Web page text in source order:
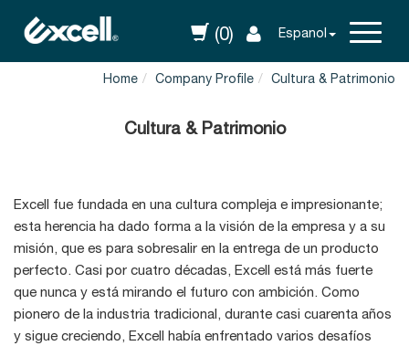
(0) Espanol
Home Company Profile Cultura & Patrimonio
Cultura & Patrimonio
Excell fue fundada en una cultura compleja e impresionante;
esta herencia ha dado forma a la visión de la empresa y a su
misión, que es para sobresalir en la entrega de un producto
perfecto. Casi por cuatro décadas, Excell está más fuerte
que nunca y está mirando el futuro con ambición. Como
pionero de la industria tradicional, durante casi cuarenta años
y sigue creciendo, Excell había enfrentado varios desafíos